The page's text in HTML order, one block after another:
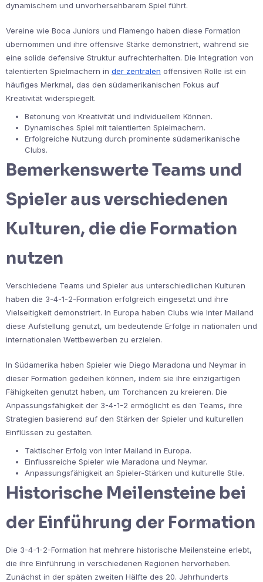
dynamischem und unvorhersehbarem Spiel führt.
Vereine wie Boca Juniors und Flamengo haben diese Formation
übernommen und ihre offensive Stärke demonstriert, während sie
eine solide defensive Struktur aufrechterhalten. Die Integration von
talentierten Spielmachern in der zentralen offensiven Rolle ist ein
häufiges Merkmal, das den südamerikanischen Fokus auf
Kreativität widerspiegelt.
Betonung von Kreativität und individuellem Können.
Dynamisches Spiel mit talentierten Spielmachern.
Erfolgreiche Nutzung durch prominente südamerikanische
Clubs.
Bemerkenswerte Teams und
Spieler aus verschiedenen
Kulturen, die die Formation
nutzen
Verschiedene Teams und Spieler aus unterschiedlichen Kulturen
haben die 3-4-1-2-Formation erfolgreich eingesetzt und ihre
Vielseitigkeit demonstriert. In Europa haben Clubs wie Inter Mailand
diese Aufstellung genutzt, um bedeutende Erfolge in nationalen und
internationalen Wettbewerben zu erzielen.
In Südamerika haben Spieler wie Diego Maradona und Neymar in
dieser Formation gedeihen können, indem sie ihre einzigartigen
Fähigkeiten genutzt haben, um Torchancen zu kreieren. Die
Anpassungsfähigkeit der 3-4-1-2 ermöglicht es den Teams, ihre
Strategien basierend auf den Stärken der Spieler und kulturellen
Einflüssen zu gestalten.
Taktischer Erfolg von Inter Mailand in Europa.
Einflussreiche Spieler wie Maradona und Neymar.
Anpassungsfähigkeit an Spieler-Stärken und kulturelle Stile.
Historische Meilensteine bei
der Einführung der Formation
Die 3-4-1-2-Formation hat mehrere historische Meilensteine erlebt,
die ihre Einführung in verschiedenen Regionen hervorheben.
Zunächst in der späten zweiten Hälfte des 20. Jahrhunderts